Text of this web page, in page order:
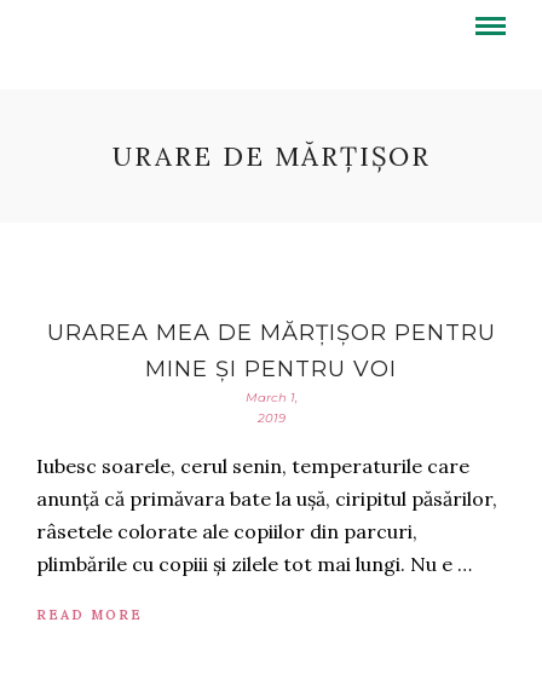
URARE DE MĂRȚIȘOR
URAREA MEA DE MĂRȚIȘOR PENTRU
MINE ȘI PENTRU VOI
March 1,
2019
Iubesc soarele, cerul senin, temperaturile care
anunță că primăvara bate la ușă, ciripitul păsărilor,
râsetele colorate ale copiilor din parcuri,
plimbările cu copiii și zilele tot mai lungi. Nu e …
READ MORE